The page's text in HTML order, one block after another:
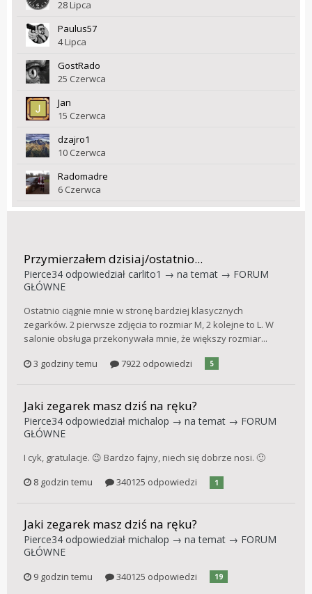
28 Lipca
Paulus57
4 Lipca
GostRado
25 Czerwca
Jan
15 Czerwca
dzajro1
10 Czerwca
Radomadre
6 Czerwca
Przymierzałem dzisiaj/ostatnio...
Pierce34 odpowiedział carlito1 → na temat → FORUM
GŁÓWNE
Ostatnio ciągnie mnie w stronę bardziej klasycznych
zegarków. 2 pierwsze zdjęcia to rozmiar M, 2 kolejne to L. W
salonie obsługa przekonywała mnie, że większy rozmiar...
3 godziny temu
7922 odpowiedzi 5
Jaki zegarek masz dziś na ręku?
Pierce34 odpowiedział michalop → na temat → FORUM
GŁÓWNE
I cyk, gratulacje. 😉 Bardzo fajny, niech się dobrze nosi. 🙂
8 godzin temu
340125 odpowiedzi 1
Jaki zegarek masz dziś na ręku?
Pierce34 odpowiedział michalop → na temat → FORUM
GŁÓWNE
9 godzin temu 340125 odpowiedzi 19